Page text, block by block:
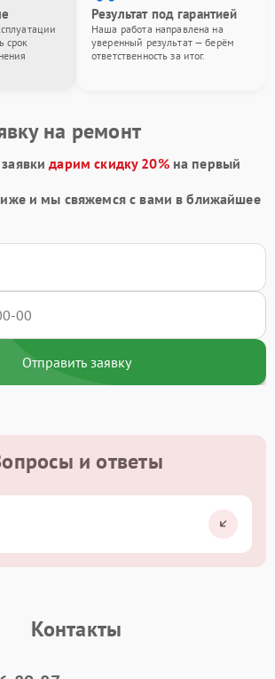
срок
Результат под гарантией
Наша работа направлена на
уверенный результат — берём
ответственность за итог.
на ремонт
дарим скидку 20%на первый
и мы свяжемся с вами в ближайшее
Отправить заявку
и ответы
Контакты